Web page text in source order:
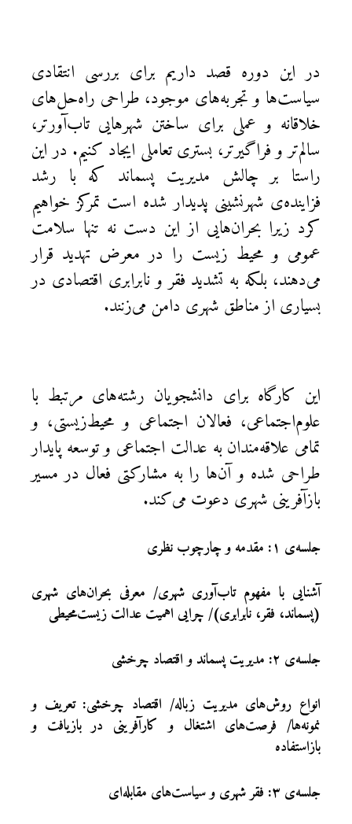
در این دوره قصد داریم برای بررسی انتقادی
سیاست‌ها و تجربه‌های موجود، طراحی راه‌حل‌های
خلاقانه و عملی برای ساختن شهرهایی تاب‌آورتر،
سالم‌تر و فراگیرتر، بستری تعاملی ایجاد کنیم. در این
راستا بر چالش‌ مدیریت پسماند که با رشد
فزاینده‌ی شهرنشینی پدیدار شده است تمرکز خواهیم
کرد زیرا بحران‌هایی از این دست نه تنها سلامت
عمومی و محیط زیست را در معرض تهدید قرار
می‌دهند، بلکه به تشدید فقر و نابرابری اقتصادی در
بسیاری از مناطق شهری دامن می‌زنند.
این کارگاه برای دانشجویان رشته‌های مرتبط با
علوم‌اجتماعی، فعالان اجتماعی و محیط‌زیستی، و
تمامی علاقه‌مندان به عدالت اجتماعی و توسعه پایدار
طراحی شده و آن‌ها را به مشارکتی فعال در مسیر
بازآفرینی شهری دعوت می‌کند.
جلسه‌ی ۱: مقدمه و چارچوب نظری
آشنایی با مفهوم تاب‌آوری شهری/ معرفی بحران‌های شهری
(پسماند، فقر، نابرابری)/ چرایی اهمیت عدالت زیست‌محیطی
جلسه‌ی ۲: مدیریت پسماند و اقتصاد چرخشی
انواع روش‌های مدیریت زباله/ اقتصاد چرخشی: تعریف و
نمونه‌ها/ فرصت‌های اشتغال و کارآفرینی در بازیافت و
بازاستفاده
جلسه‌ی ۳: فقر شهری و سیاست‌های مقابله‌ای